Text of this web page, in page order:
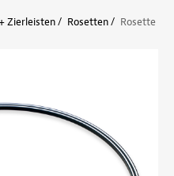
Zierleisten Rosetten Rosette